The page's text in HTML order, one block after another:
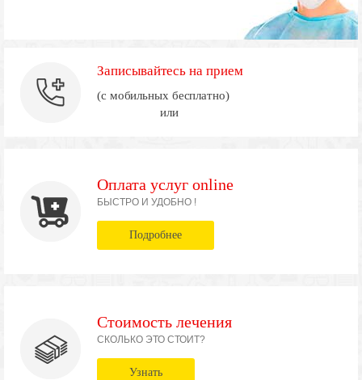
Записывайтесь на прием
(с мобильных бесплатно)
или
Оплата услуг online
БЫСТРО И УДОБНО !
Подробнее
Стоимость лечения
СКОЛЬКО ЭТО СТОИТ?
Узнать